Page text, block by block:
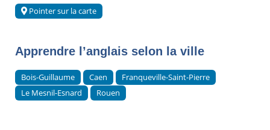
Pointer sur la carte
Apprendre l’anglais selon la ville
Bois-Guillaume Caen
Franqueville-Saint-Pierre
Le Mesnil-Esnard
Rouen